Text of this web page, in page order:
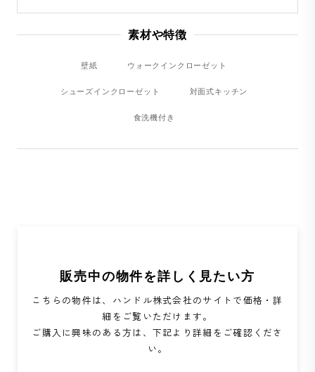
素材や特徴
壁紙 ウォークインクローゼット
シューズインクローゼット 対面式キッチン
食洗機付き
販売中の物件を詳しく見たい方
こちらの物件は、ハンドル株式会社のサイトで価格・詳
細をご覧いただけます。
ご購入に興味のある方は、下記より詳細をご確認くださ
い。